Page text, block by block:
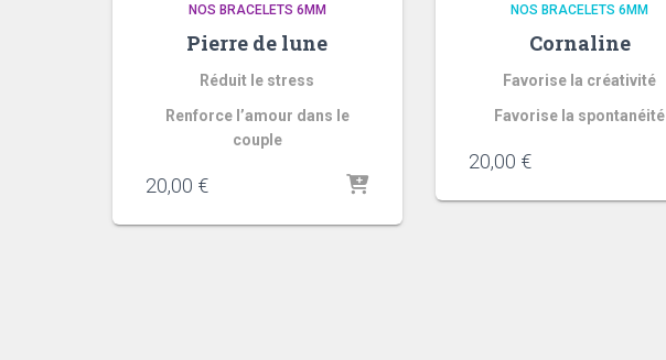
NOS BRACELETS 6MM
Pierre de lune
Réduit le stress
Renforce l’amour dans le
couple
20,00 €
NOS BRACELETS 6MM
Cornaline
Favorise la créativité
Favorise la spontanéité
20,00 €